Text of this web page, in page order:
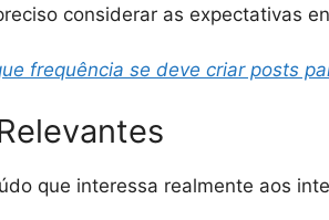
considerar as expectativas
frequência se deve criar posts
que interessa realmente aos